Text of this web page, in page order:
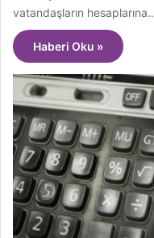
vatandaşların
Haberi Oku »